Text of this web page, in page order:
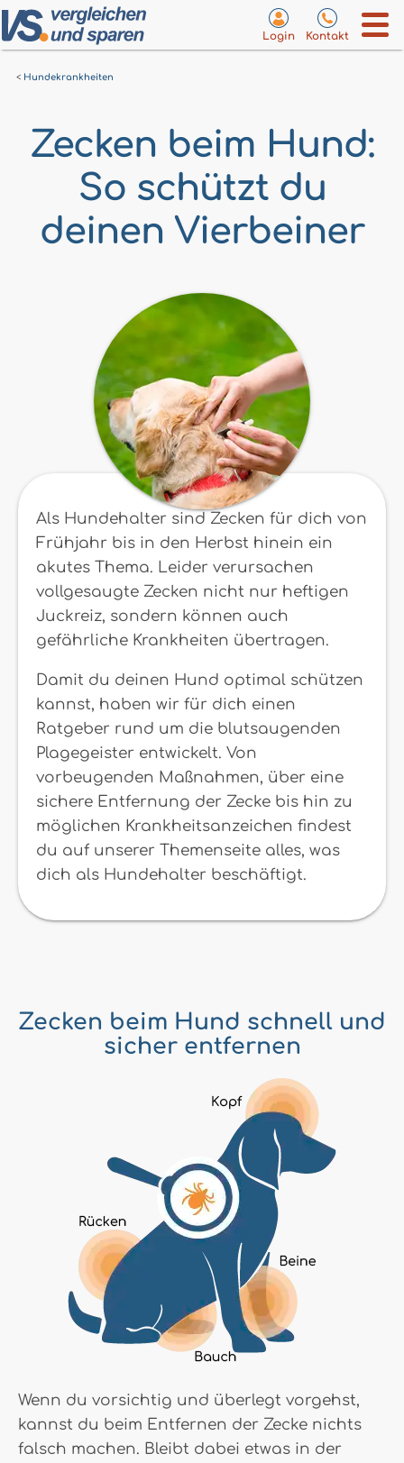
Login Kontakt
Hundekrankheiten
Zecken beim Hund:
So schützt du
deinen Vierbeiner
Als Hundehalter sind Zecken für dich von
Frühjahr bis in den Herbst hinein ein
akutes Thema. Leider verursachen
vollgesaugte Zecken nicht nur heftigen
Juckreiz, sondern können auch
gefährliche Krankheiten übertragen.
Damit du deinen Hund optimal schützen
kannst, haben wir für dich einen
Ratgeber rund um die blutsaugenden
Plagegeister entwickelt. Von
vorbeugenden Maßnahmen, über eine
sichere Entfernung der Zecke bis hin zu
möglichen Krankheitsanzeichen findest
du auf unserer Themenseite alles, was
dich als Hundehalter beschäftigt.
Zecken beim Hund schnell und
sicher entfernen
Wenn du vorsichtig und überlegt vorgehst,
kannst du beim Entfernen der Zecke nichts
falsch machen. Bleibt dabei etwas in der